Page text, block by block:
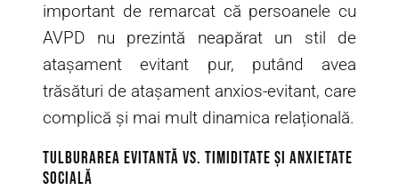
important de remarcat că persoanele cu
AVPD nu prezintă neapărat un stil de
atașament evitant pur, putând avea
trăsături de atașament anxios-evitant, care
complică și mai mult dinamica relațională.
Tulburarea Evitantă vs. Timiditate și Anxietate
Socială